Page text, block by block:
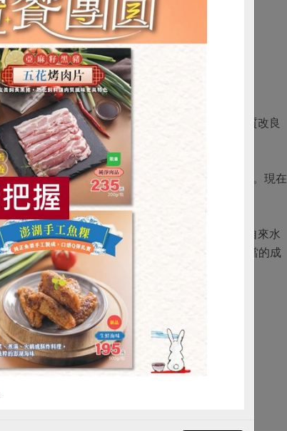
應，消費者當天吃完，完全不添加防腐劑及品質改良
（約攝氏3-5度的水），每日僅生產幾板的豆腐。現在
，並發展出所謂的豆腐文化。
樣的環境，因此名豐不斷投資新廠設備，採用自來水
天然環境搬到新莊來，在水、電上便要付出相當的成
雞蛋 食安 共同購買